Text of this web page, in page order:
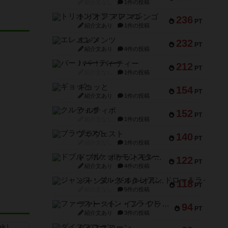
1件の投稿
236 PT
トリオンフ ア マレンゴ
紹介文あり 1件の投稿
232 PT
エレメンツ
紹介文あり 4件の投稿
212 PT
バー！パーティー
1件の投稿
154 PT
ギョッと
紹介文あり 1件の投稿
152 PT
クルティボ
1件の投稿
140 PT
ブラヴェスト
1件の投稿
122 PT
ドブル：ポケットモンスター
紹介文あり 4件の投稿
118 PT
ジャンヌ・ダルク-オルレアン ドロー＆ライト
5件の投稿
94 PT
ファースト・イン・フライト
紹介文あり 3件の投稿